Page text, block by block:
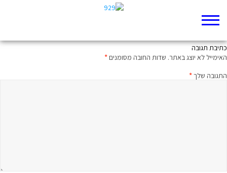
כתיבת תגובה
האימייל לא יוצג באתר. שדות החובה מסומנים*
התגובה שלך*